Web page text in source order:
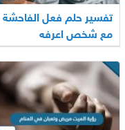
تفسير حلم فعل الفاحشة
مع شخص اعرفه